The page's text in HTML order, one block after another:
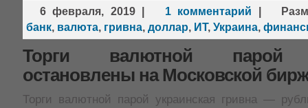
6 февраля, 2019| 1 комментарий
банк, валюта, гривна, доллар, ИТ, Украина,
Торги валютной парой
остановлены на Московской
Торги валютной парой украинская гривна —